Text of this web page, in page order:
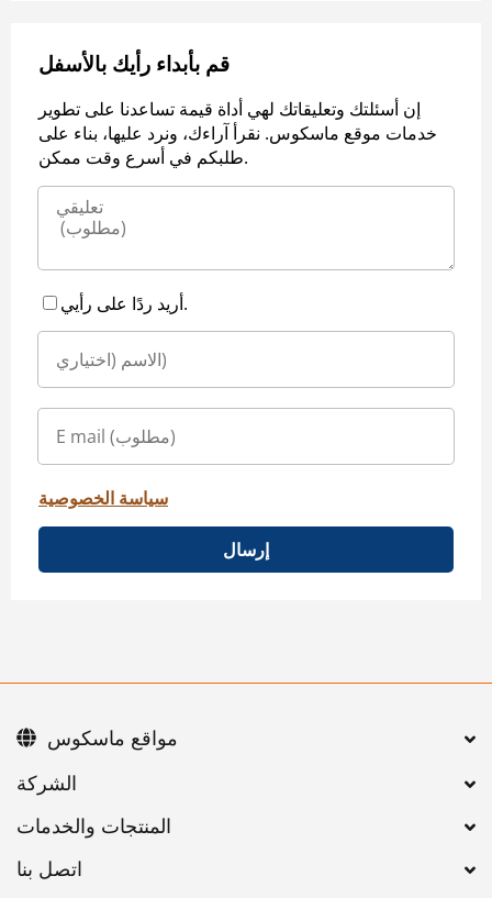
قم بأبداء رأيك بالأسفل
إن أسئلتك وتعليقاتك لهي أداة قيمة تساعدنا على تطوير
خدمات موقع ماسكوس. نقرأ آراءك، ونرد عليها، بناء على
طلبكم في أسرع وقت ممكن.
أريد ردًا على رأيي.
سياسة الخصوصية
إرسال
اتصل بنا
مواقع ماسكوس